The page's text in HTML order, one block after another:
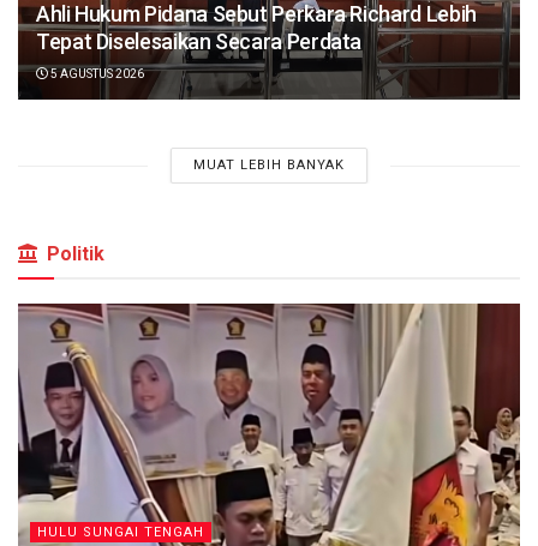
Ahli Hukum Pidana Sebut Perkara Richard Lebih
Tepat Diselesaikan Secara Perdata
5 AGUSTUS 2026
MUAT LEBIH BANYAK
Politik
HULU SUNGAI TENGAH